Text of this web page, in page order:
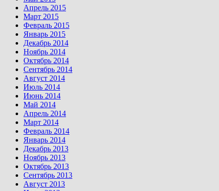
Апрель 2015
Март 2015
Февраль 2015
Январь 2015
Декабрь 2014
Ноябрь 2014
Октябрь 2014
Сентябрь 2014
Август 2014
Июль 2014
Июнь 2014
Май 2014
Апрель 2014
Март 2014
Февраль 2014
Январь 2014
Декабрь 2013
Ноябрь 2013
Октябрь 2013
Сентябрь 2013
Август 2013